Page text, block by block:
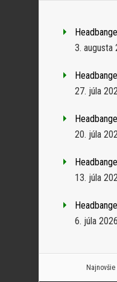
3. augusta
27. júla
20. júla
13. júla
6. júla 2026